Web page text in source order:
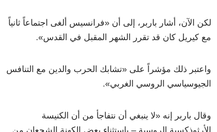
لكن الآن، أشار باربر، إلى أن «فرانسيس ألغى اجتماعاً ثانياً
مع كيريل كان قد تقرر الشهر المقبل في القدس»
.
واعتبر ذلك مؤشراً على «تشابك الحرب والدين مع التنافس
الجيوسياسي الروسي الغربي»
.
وقال باربر إنه «لا ينبغي أن نتفاجأ من أن الكنيسة